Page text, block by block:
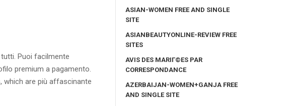
Puoi facilmente
premium a pagamento.
which are più affascinante
ASIAN-WOMEN FREE AND SINGLE
SITE
ASIANBEAUTYONLINE-REVIEW FREE
SITES
AVIS DES MARIГ©ES PAR
CORRESPONDANCE
AZERBAIJAN-WOMEN+GANJA FREE
AND SINGLE SITE